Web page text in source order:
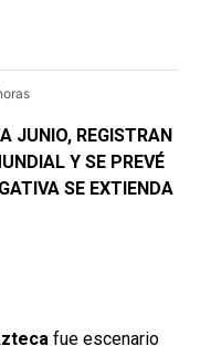
JUNIO, REGISTRAN
Y SE PREVÉ
SE EXTIENDA
fue escenario